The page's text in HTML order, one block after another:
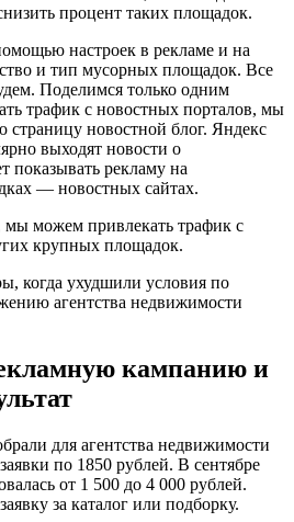
процент таких площадок.
настроек в рекламе и на
и тип мусорных площадок. Все
Поделимся только одним
трафик с новостных порталов, мы
страницу новостной блог. Яндекс
выходят новости о
показывать рекламу на
— новостных сайтах.
мы можем привлекать трафик с
крупных площадок.
кампанию и
для агентства недвижимости
по 1850 рублей. В сентябре
от 1 500 до 4 000 рублей.
за каталог или подборку.